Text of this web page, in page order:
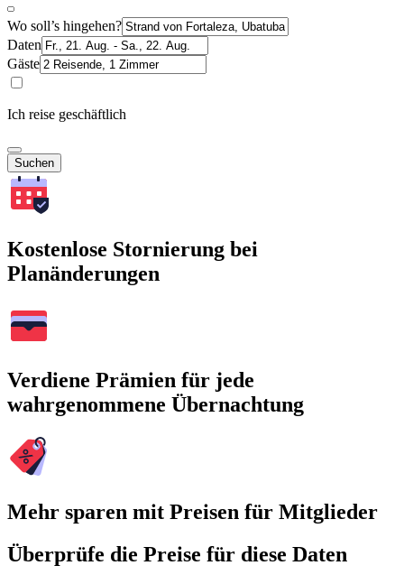
Wo soll’s hingehen?
Daten
Gäste
Ich reise geschäftlich
Suchen
Kostenlose Stornierung bei
Planänderungen
Verdiene Prämien für jede
wahrgenommene Übernachtung
Mehr sparen mit Preisen für Mitglieder
Überprüfe die Preise für diese Daten